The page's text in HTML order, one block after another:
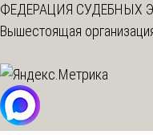
ФЕДЕРАЦИЯ СУДЕБНЫХ
Вышестоящая